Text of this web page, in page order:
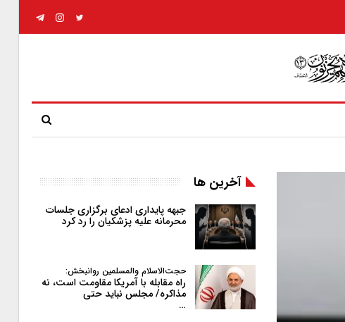
آخرین ها
جبهه پایداری ادعای برگزاری جلسات
محرمانه علیه پزشکیان را رد کرد
حجت‌الاسلام والمسلمین روانبخش:
راه مقابله با آمریکا مقاومت است، نه
مذاکره/ مجلس نباید حتی
…